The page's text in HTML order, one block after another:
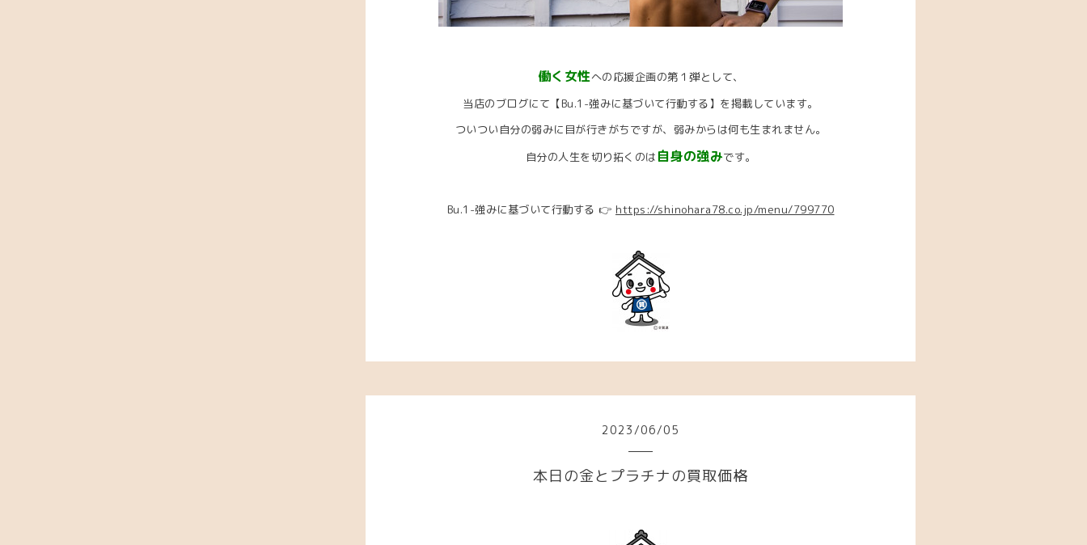
働く女性への応援企画の第１弾として、
当店のブログにて【Bu.1-強みに基づいて行動する】を掲載しています。
ついつい自分の弱みに目が行きがちですが、弱みからは何も生まれません。
自分の人生を切り拓くのは自身の強みです。
Bu.1-強みに基づいて行動する 👉 https://shinohara78.co.jp/menu/799770
2023 /06/05
本日の金とプラチナの買取価格